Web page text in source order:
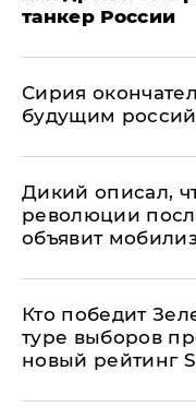
танкер России
Сирия
будущим
Дикий описал,
революции
объявит
Кто победит
туре выборов
новый рейтинг